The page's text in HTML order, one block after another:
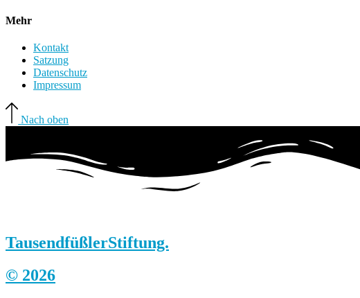
Mehr
Kontakt
Satzung
Datenschutz
Impressum
Nach oben
TausendfüßlerStiftung.
© 2026